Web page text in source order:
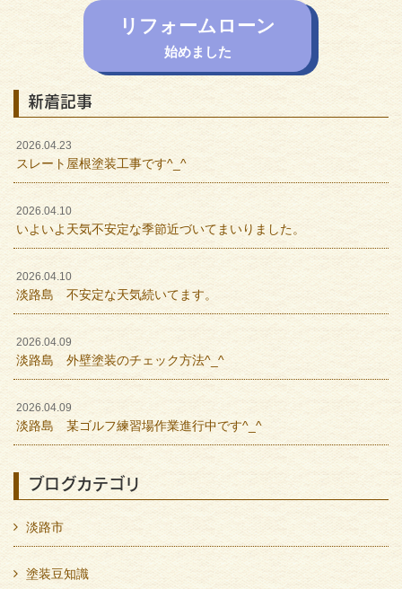
リフォームローン
始めました
新着記事
2026.04.23
スレート屋根塗装工事です^_^
2026.04.10
いよいよ天気不安定な季節近づいてまいりました。
2026.04.10
淡路島 不安定な天気続いてます。
2026.04.09
淡路島 外壁塗装のチェック方法^_^
2026.04.09
淡路島 某ゴルフ練習場作業進行中です^_^
ブログカテゴリ
淡路市
塗装豆知識